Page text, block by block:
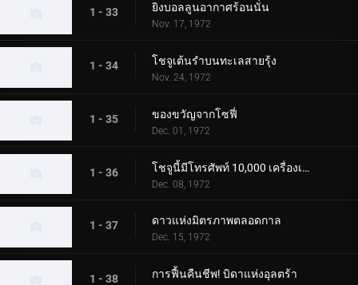
1 - 33 ยิงบอลลูนอากาศร้อนนั่น
Nov. 17, 1972
1 - 34 โชจูเต้นรำบนทะเลสายรุ้ง
Nov. 24, 1972
1 - 35 ของขวัญจากโซฟี่
Dec. 01, 1972
1 - 36 โชจูนี้มีโทรศัพท์ 10,000 เครื่องเหรอ?
Dec. 08, 1972
1 - 37 ดาวแห่งมิตรภาพตลอดกาล
Dec. 15, 1972
1 - 38 การฟื้นคืนชีพ! บิดาแห่งอุลตร้า